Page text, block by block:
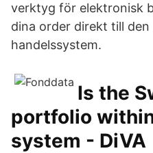
verktyg för elektronisk
dina order direkt till
handelssystem.
Is the
portfolio
system - DiVA